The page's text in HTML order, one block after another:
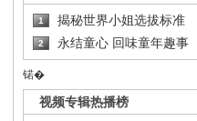
1 揭秘世界小姐选拔标准
2 永结童心 回味童年趣事
锘�
视频专辑热播榜